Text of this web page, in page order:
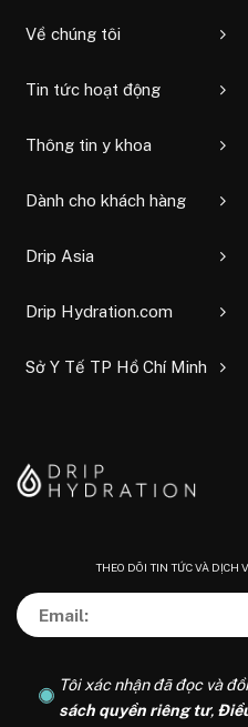
Về chúng tôi
Tin tức hoạt động
Thông tin y khoa
Dành cho khách hàng
Drip Asia
Drip Hydration.com
Sở Y Tế TP Hồ Chí Minh
THEO DÕI TIN TỨC VÀ DỊCH
Tôi xác nhận đã đọc và
sách quyền riêng tư,